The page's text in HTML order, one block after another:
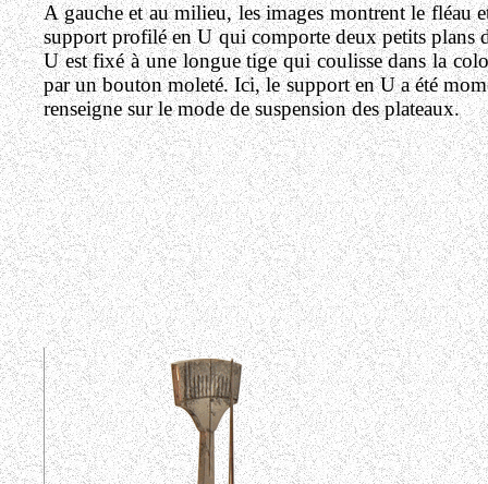
A gauche et au milieu, les images montrent le fléau
support profilé en U qui comporte deux petits plans
U est fixé à une longue tige qui coulisse dans la
par un bouton moleté. Ici, le support en U a été
renseigne sur le mode de suspension des plateaux.